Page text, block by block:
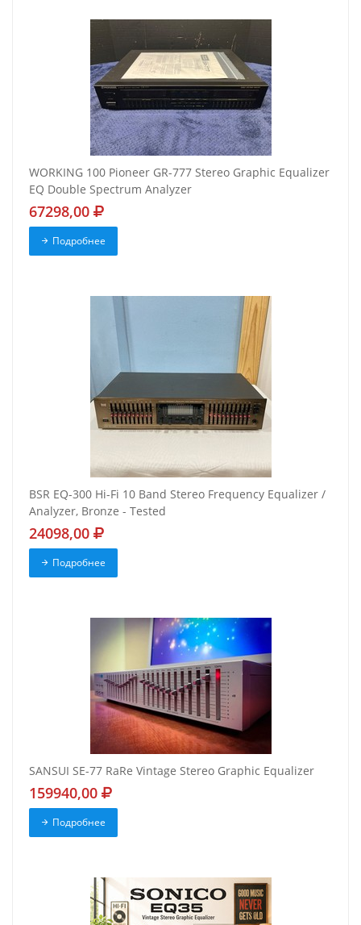
WORKING 100 Pioneer GR-777 Stereo Graphic Equalizer
EQ Double Spectrum Analyzer
67298,00
Подробнее
BSR EQ-300 Hi-Fi 10 Band Stereo Frequency Equalizer /
Analyzer, Bronze - Tested
24098,00
Подробнее
SANSUI SE-77 RaRe Vintage Stereo Graphic Equalizer
159940,00
Подробнее